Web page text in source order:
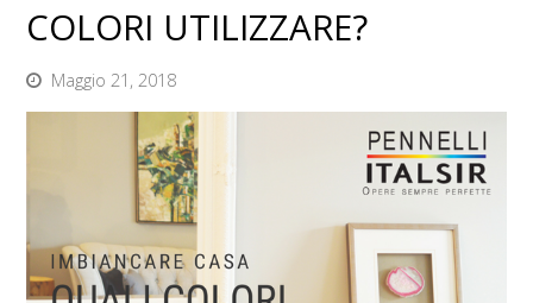
COLORI UTILIZZARE?
Maggio 21, 2018